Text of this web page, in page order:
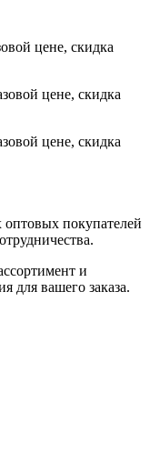
цене, скидка
цене, скидка
цене, скидка
покупателей
и
для вашего заказа.